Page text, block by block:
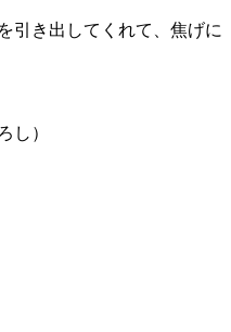
引き出してくれて、焦げに
）